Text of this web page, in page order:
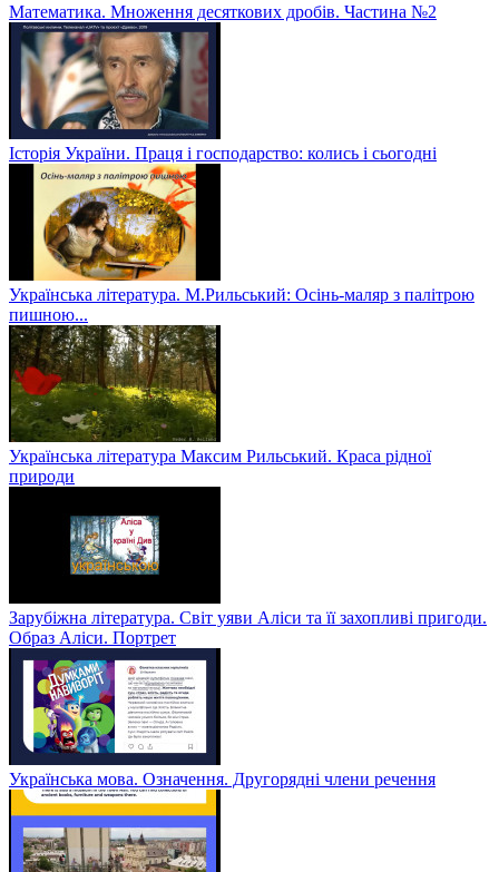
Математика. Множення десяткових дробів. Частина №2
Історія України. Праця і господарство: колись і сьогодні
Українська література. М.Рильський: Осінь-маляр з палітрою
пишною...
Українська література Максим Рильський. Краса рідної
природи
Зарубіжна література. Світ уяви Аліси та її захопливі пригоди.
Образ Аліси. Портрет
Українська мова. Означення. Другорядні члени речення